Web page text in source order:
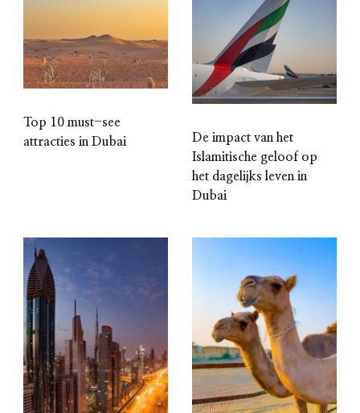
Top 10 must-see
attracties in Dubai
De impact van het
Islamitische geloof op
het dagelijks leven in
Dubai